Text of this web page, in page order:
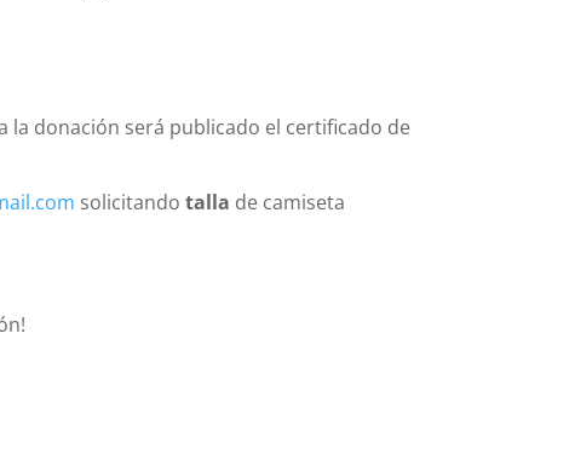
la donación será publicado el certificado de
solicitando talla de camiseta